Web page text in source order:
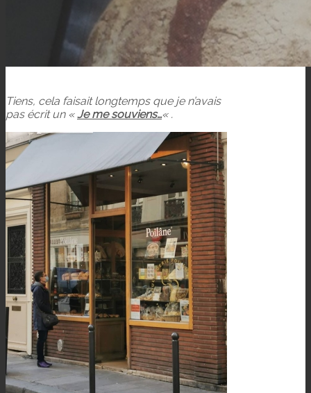
Tiens, cela faisait longtemps que je n’avais
pas écrit un «Je me souviens…« .